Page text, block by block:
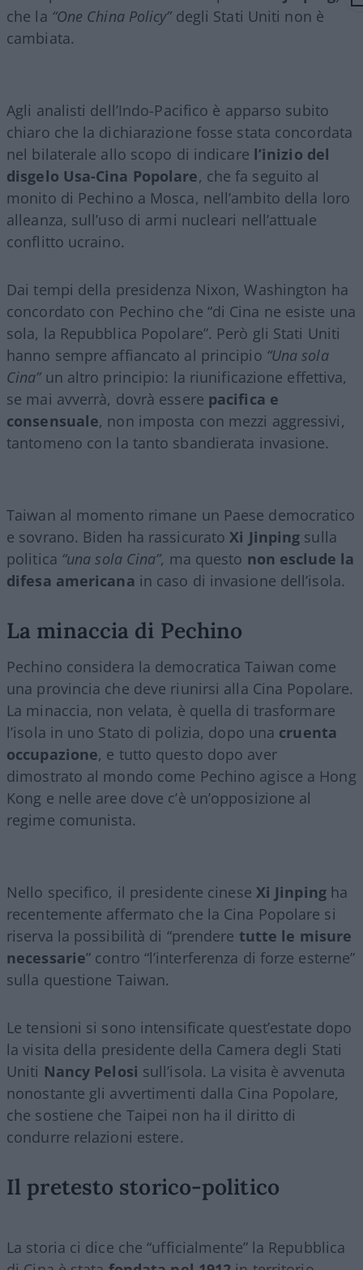
che la “One China Policy”degli Stati Uniti non è
cambiata.
Agli analisti dell’Indo-Pacifico è apparso subito
chiaro che la dichiarazione fosse stata concordata
nel bilaterale allo scopo di indicare l’inizio del
disgelo Usa-Cina Popolare, che fa seguito al
monito di Pechino a Mosca, nell’ambito della loro
alleanza, sull’uso di armi nucleari nell’attuale
conflitto ucraino.
Dai tempi della presidenza Nixon, Washington ha
concordato con Pechino che “di Cina ne esiste una
sola, la Repubblica Popolare”. Però gli Stati Uniti
hanno sempre affiancato al principio “Una sola
Cina”un altro principio: la riunificazione effettiva,
se mai avverrà, dovrà essere pacifica e
consensuale, non imposta con mezzi aggressivi,
tantomeno con la tanto sbandierata invasione.
Taiwan al momento rimane un Paese democratico
e sovrano. Biden ha rassicurato Xi Jinping sulla
politica “una sola Cina”, ma questo non esclude la
difesa americana in caso di invasione dell’isola.
La minaccia di Pechino
Pechino considera la democratica Taiwan come
una provincia che deve riunirsi alla Cina Popolare.
La minaccia, non velata, è quella di trasformare
l’isola in uno Stato di polizia, dopo una cruenta
occupazione, e tutto questo dopo aver
dimostrato al mondo come Pechino agisce a Hong
Kong e nelle aree dove c’è un’opposizione al
regime comunista.
Nello specifico, il presidente cinese Xi Jinpingha
recentemente affermato che la Cina Popolare si
riserva la possibilità di “prendere tutte le misure
necessarie” contro “l’interferenza di forze esterne”
sulla questione Taiwan.
Le tensioni si sono intensificate quest’estate dopo
la visita della presidente della Camera degli Stati
Uniti Nancy Pelosi sull’isola. La visita è avvenuta
nonostante gli avvertimenti dalla Cina Popolare,
che sostiene che Taipei non ha il diritto di
condurre relazioni estere.
Il pretesto storico-politico
La storia ci dice che “ufficialmente” la Repubblica